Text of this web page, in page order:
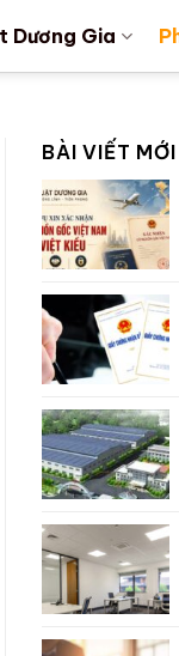
Dương Gia
BÀI VIẾT